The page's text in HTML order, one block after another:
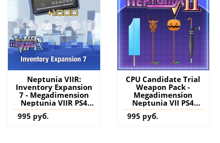
Neptunia VIIR:
Inventory Expansion
7 - Megadimension
Neptunia VIIR PS4
(Турция) купить
дополнение на
995 руб.
CPU Candidate Trial
Weapon Pack -
Megadimension
Neptunia VII PS4
(Турция) купить
дополнение на
995 руб.